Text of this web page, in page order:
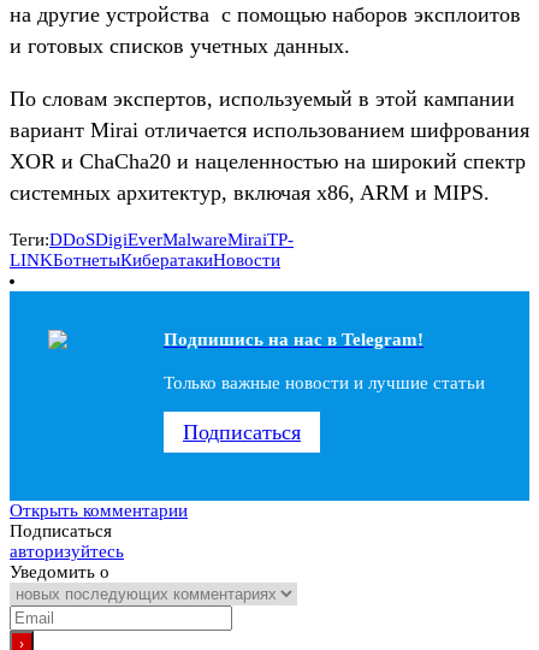
на другие устройства с помощью наборов эксплоитов
и готовых списков учетных данных.
По словам экспертов, используемый в этой кампании
вариант Mirai отличается использованием шифрования
XOR и ChaCha20 и нацеленностью на широкий спектр
системных архитектур, включая x86, ARM и MIPS.
Теги:DDoSDigiEverMalwareMiraiTP-
LINKБотнетыКибератакиНовости
Подпишись на наc в Telegram!
Только важные новости и лучшие статьи
Подписаться
Открыть комментарии
Подписаться
авторизуйтесь
Уведомить о